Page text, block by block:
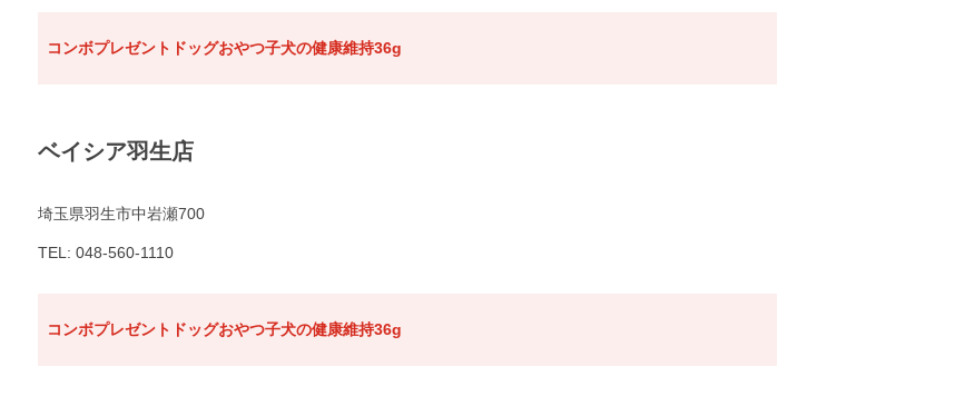
コンボプレゼントドッグおやつ子犬の健康維持36g
ベイシア羽生店
埼玉県羽生市中岩瀬700
TEL: 048-560-1110
コンボプレゼントドッグおやつ子犬の健康維持36g